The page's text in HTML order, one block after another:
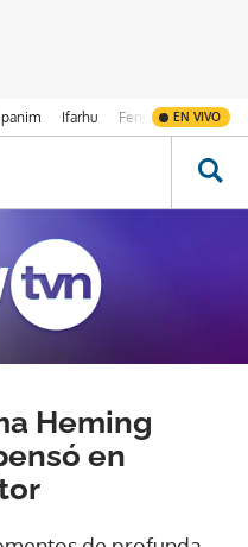
Ifarhu Fenómeno de El
EN VIVO
Heming
en